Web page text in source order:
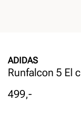
ADIDAS
Runfalcon 5 El c
Pris
499,-